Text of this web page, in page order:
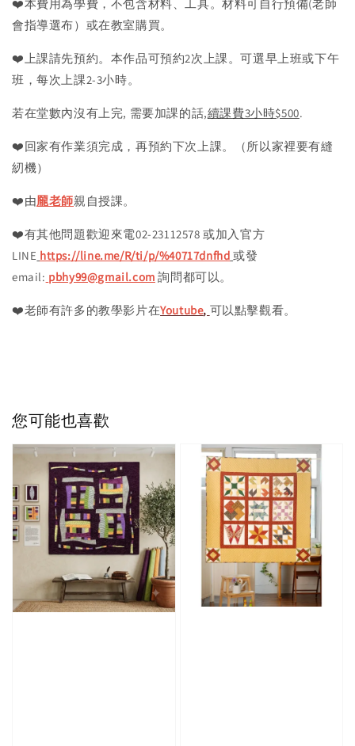
❤️本費用為學費，不包含材料、工具。材料可自行預備(老師
會指導選布）或在教室購買。
❤️上課請先預約。本作品可預約2次上課。可選早上班或下午
班，每次上課2-3小時。
若在堂數內沒有上完, 需要加課的話,續課費3小時$500.
❤️回家有作業須完成，再預約下次上課。（所以家裡要有縫
紉機）
❤️由龎老師親自授課。
❤️有其他問題歡迎來電02-23112578 或加入官方
LINE https://line.me/R/ti/p/%40717dnfhd 或發
email: pbhy99@gmail.com 詢問都可以。
❤️老師有許多的教學影片在Youtube, 可以點擊觀看。
您可能也喜歡